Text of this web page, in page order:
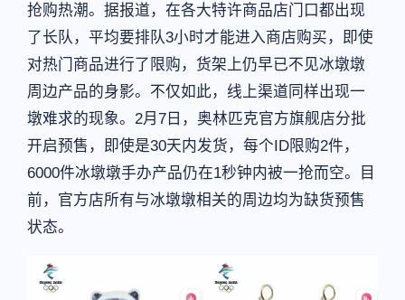
抢购热潮。据报道，在各大特许商品店门口都出现
了长队，平均要排队3小时才能进入商店购买，即使
对热门商品进行了限购，货架上仍早已不见冰墩墩
周边产品的身影。不仅如此，线上渠道同样出现一
墩难求的现象。2月7日，奥林匹克官方旗舰店分批
开启预售，即使是30天内发货，每个ID限购2件，
6000件冰墩墩手办产品仍在1秒钟内被一抢而空。目
前，官方店所有与冰墩墩相关的周边均为缺货预售
状态。